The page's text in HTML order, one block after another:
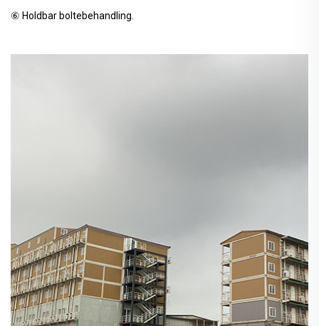
⑥ Holdbar boltebehandling.